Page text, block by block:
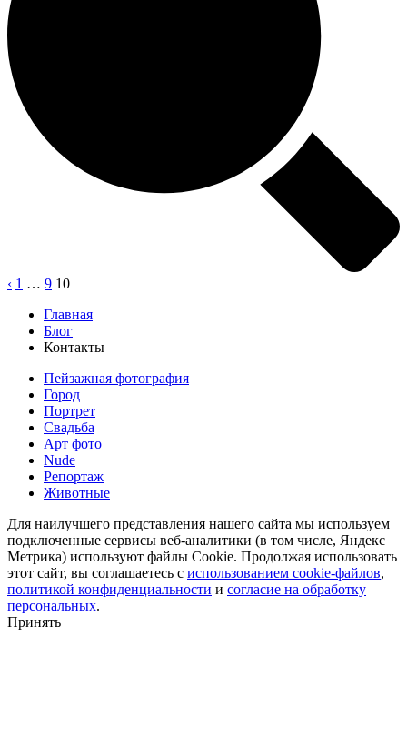
‹ 1 … 9 10
Главная
Блог
Контакты
Пейзажная фотография
Город
Портрет
Свадьба
Арт фото
Nude
Репортаж
Животные
Для наилучшего представления нашего сайта мы используем
подключенные сервисы веб-аналитики (в том числе, Яндекс
Метрика) используют файлы Cookie. Продолжая использовать
этот сайт, вы соглашаетесь с использованием cookie-файлов,
политикой конфиденциальности и согласие на обработку
персональных.
Принять